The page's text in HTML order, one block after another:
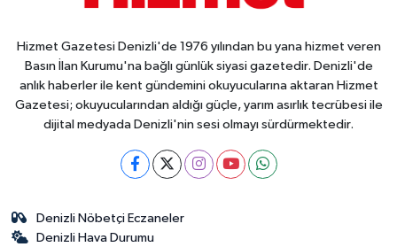
Hizmet Gazetesi Denizli'de 1976 yılından bu yana hizmet veren
Basın İlan Kurumu'na bağlı günlük siyasi gazetedir. Denizli'de
anlık haberler ile kent gündemini okuyucularına aktaran Hizmet
Gazetesi; okuyucularından aldığı güçle, yarım asırlık tecrübesi ile
dijital medyada Denizli'nin sesi olmayı sürdürmektedir.
Denizli Nöbetçi Eczaneler
Denizli Hava Durumu